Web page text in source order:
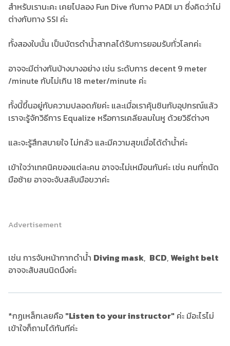
สำหรับเรานะคะ เคยไปลอง Fun Dive กับทาง PADI มา ซึ่งคิดว่าไม่
ต่างกับทาง SSI ค่ะ
ทั้งสองใบนั้น เป็นบัตรดำน้ำสากลได้รับการยอมรับทั่วโลกค่ะ
อาจจะมีต่างกันบ้างบางอย่าง เช่น ระดับการ decent 9 meter
/minute กับไม่เกิน 18 meter/minute ค่ะ
ทั้งนี้ขึ้นอยู่กับความปลอดภัยค่ะ และเมื่อเราคุ้นชินกับอุปกรณ์แล้ว
เราจะรู้จักวิธีการ Equalize หรือการเคลียลมในหู ด้วยวิธีต่างๆ
และจะรู้สึกสบายใจ ไม่กลัว และมีความสุขเมื่อได้ดำน้ำค่ะ
เข้าใจว่าเทคนิคของแต่ละคน อาจจะไม่เหมือนกันค่ะ เช่น คนที่ถนัด
มือซ้าย อาจจะจับสลับมือขวาค่ะ
Advertisement
เช่น การจับหน้ากากดำน้ำ Diving mask, BCD, Weight belt
อาจจะสับสนนิดนึงค่ะ
*กฏเหล็กเลยคือ "Listen to your instructor" ค่ะ มีอะไรไม่
เข้าใจก็ถามได้ทันทีค่ะ